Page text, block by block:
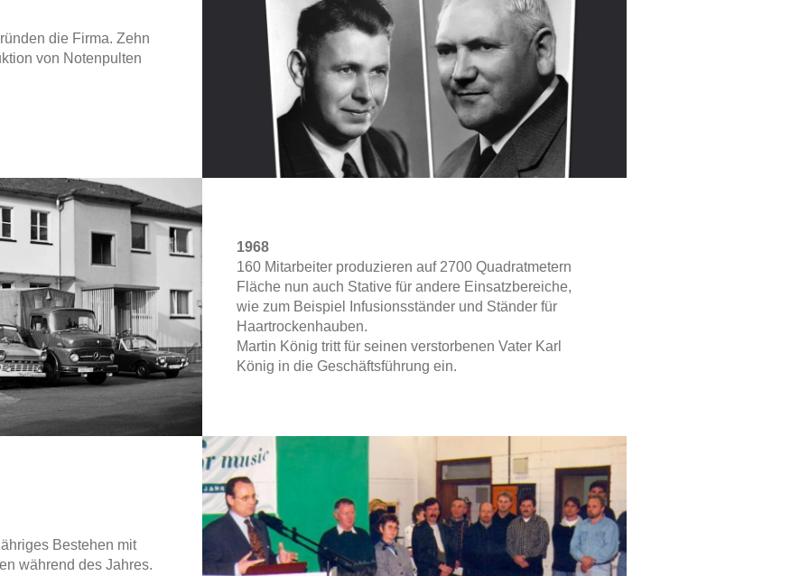
die Firma. Zehn
von Notenpulten
1968
160 Mitarbeiter produzieren auf 2700 Quadratmetern
Fläche nun auch Stative für andere Einsatzbereiche,
wie zum Beispiel Infusionsständer und Ständer für
Haartrockenhauben.
Martin König tritt für seinen verstorbenen Vater Karl
König in die Geschäftsführung ein.
Bestehen mit
während des Jahres.